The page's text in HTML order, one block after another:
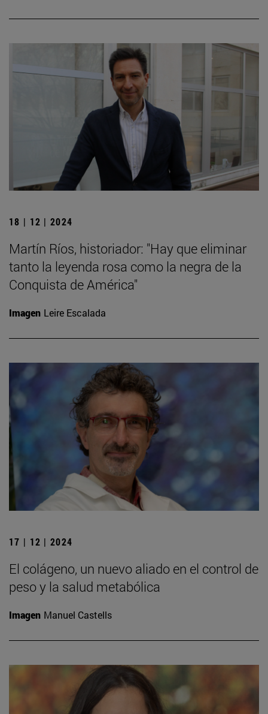
18 | 12 | 2024
Martín Ríos, historiador: "Hay que eliminar
tanto la leyenda rosa como la negra de la
Conquista de América"
Imagen Leire Escalada
17 | 12 | 2024
El colágeno, un nuevo aliado en el control de
peso y la salud metabólica
Imagen Manuel Castells